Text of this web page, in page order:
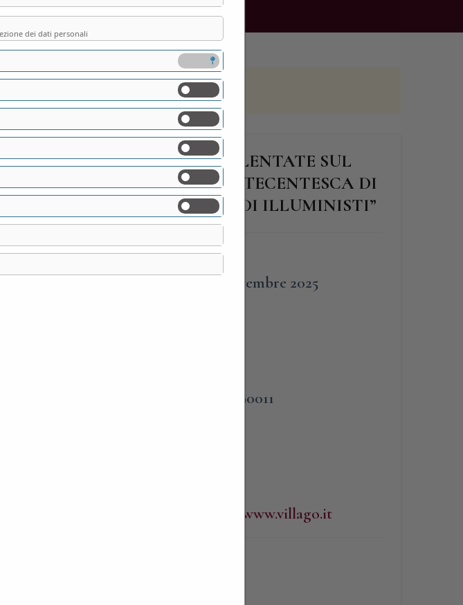
VERRI MIRABELLO DI LENTATE SUL
(MB), LA DIMORA SETTECENTESCA DI
“UN’ILLUMINATA FAMIGLIA DI ILLUMINISTI”
23 Novembre 2025
3383090011
http://www.villago.it
dei dati personali